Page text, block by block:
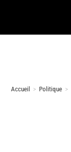
Accueil > Politique >